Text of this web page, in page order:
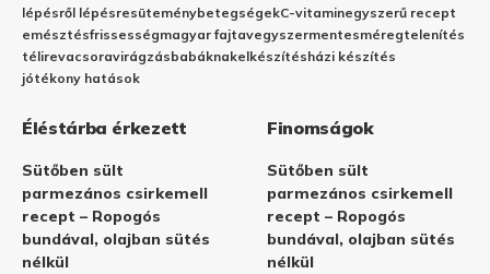
lépésről lépésresüteménybetegségekC-vitaminegyszerű recept
emésztésfrissességmagyar fajtavegyszermentesméregtelenítés
télirevacsoravirágzásbabáknakelkészítésházi készítés
jótékony hatások
Éléstárba érkezett
Sütőben sült
parmezános csirkemell
recept – Ropogós
bundával, olajban sütés
nélkül
Finomságok
Sütőben sült
parmezános csirkemell
recept – Ropogós
bundával, olajban sütés
nélkül